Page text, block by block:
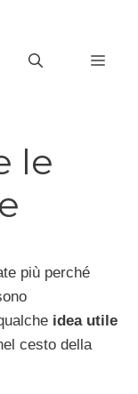
le
più perché
idea utile
cesto della